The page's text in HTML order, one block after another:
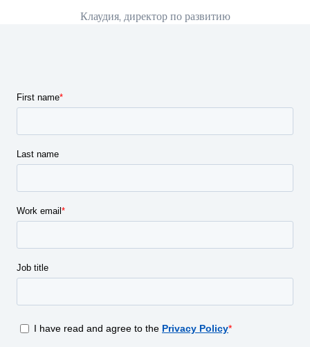
Клаудия, директор по развитию